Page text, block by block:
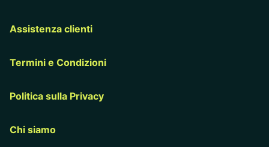
Assistenza clienti
Termini e Condizioni
Politica sulla Privacy
Chi siamo